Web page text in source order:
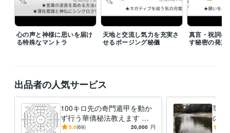
心の声と神様に思いを届け
る特殊なマントラ
天地と交流し気力を充実さ
せるポージング秘儀
真言・祝詞に
す秘密の発声
出品者の人気サービス
100キロ先の奇門遁甲を動か
ず行う華僑秘法教えます 直
伝☆遠方へ旅行しなくても方
5.0(69) 20,000 円
専用
のご